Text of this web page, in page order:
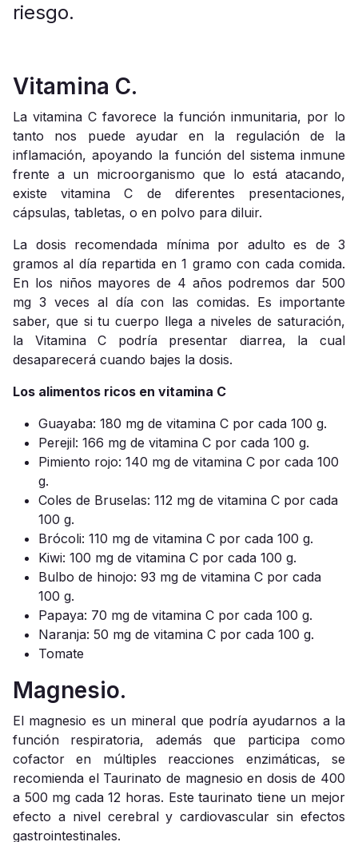
riesgo.
Vitamina C.
La vitamina C favorece la función inmunitaria, por lo
tanto nos puede ayudar en la regulación de la
inflamación, apoyando la función del sistema inmune
frente a un microorganismo que lo está atacando,
existe vitamina C de diferentes presentaciones,
cápsulas, tabletas, o en polvo para diluir.
La dosis recomendada mínima por adulto es de 3
gramos al día repartida en 1 gramo con cada comida.
En los niños mayores de 4 años podremos dar 500
mg 3 veces al día con las comidas. Es importante
saber, que si tu cuerpo llega a niveles de saturación,
la Vitamina C podría presentar diarrea, la cual
desaparecerá cuando bajes la dosis.
Los alimentos ricos en vitamina C
Guayaba: 180 mg de vitamina C por cada 100 g.
Perejil: 166 mg de vitamina C por cada 100 g.
Pimiento rojo: 140 mg de vitamina C por cada 100
g.
Coles de Bruselas: 112 mg de vitamina C por cada
100 g.
Brócoli: 110 mg de vitamina C por cada 100 g.
Kiwi: 100 mg de vitamina C por cada 100 g.
Bulbo de hinojo: 93 mg de vitamina C por cada
100 g.
Papaya: 70 mg de vitamina C por cada 100 g.
Naranja: 50 mg de vitamina C por cada 100 g.
Tomate
Magnesio.
El magnesio es un mineral que podría ayudarnos a la
función respiratoria, además que participa como
cofactor en múltiples reacciones enzimáticas, se
recomienda el Taurinato de magnesio en dosis de 400
a 500 mg cada 12 horas. Este taurinato tiene un mejor
efecto a nivel cerebral y cardiovascular sin efectos
gastrointestinales.